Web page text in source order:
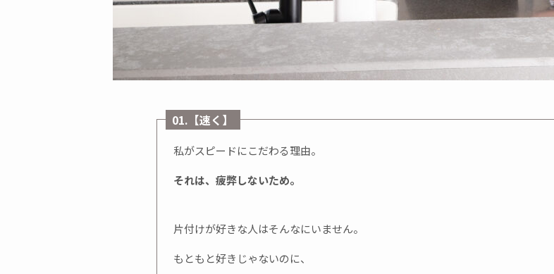
01.【速く】
私がスピードにこだわる理由。
それは、疲弊しないため。
片付けが好きな人はそんなにいません。
もともと好きじゃないのに、